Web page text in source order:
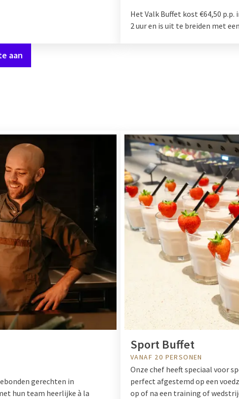
Het Valk Buffet kost €64,50
2 uur en is uit te breiden met
aan
gerechten in
hun team heerlijke à la
Sport Buffet
VANAF 20 PERSONEN
Onze chef heeft speciaal voor
perfect afgestemd op een
op of na een training of